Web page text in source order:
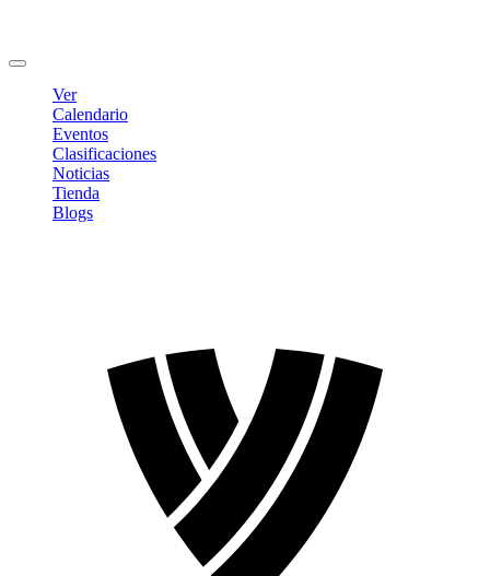
Ver
Calendario
Eventos
Clasificaciones
Noticias
Tienda
Blogs